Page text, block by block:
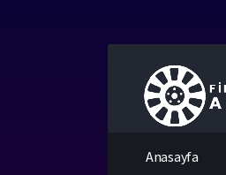
Anasayfa